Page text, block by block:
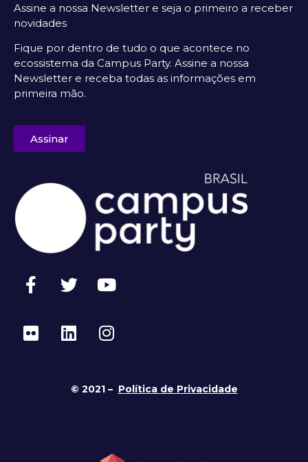
Assine a nossa Newsletter e seja o primeiro a receber
novidades
Fique por dentro de tudo o que acontece no
ecossistema da Campus Party. Assine a nossa
Newsletter e receba todas as informações em
primeira mão.
Assinar
© 2021 – Política de Privacidade